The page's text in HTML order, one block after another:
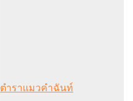
ตำราแมวคำฉันท์